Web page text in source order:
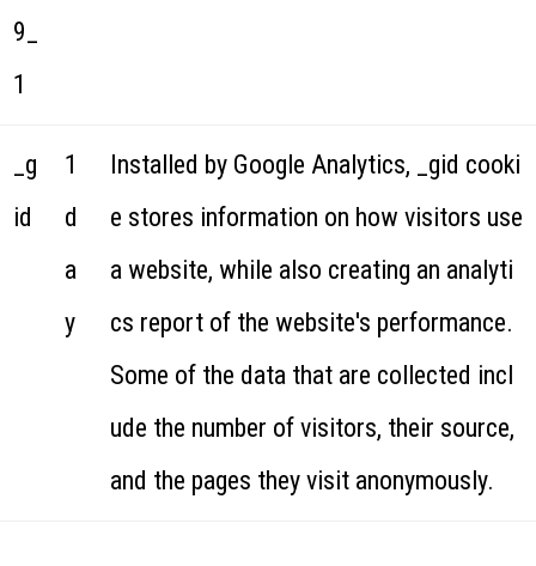
9_
1
_g
id
1
d
a
y
Installed by Google Analytics, _gid cooki
e stores information on how visitors use
a website, while also creating an analyti
cs report of the website's performance.
Some of the data that are collected incl
ude the number of visitors, their source,
and the pages they visit anonymously.